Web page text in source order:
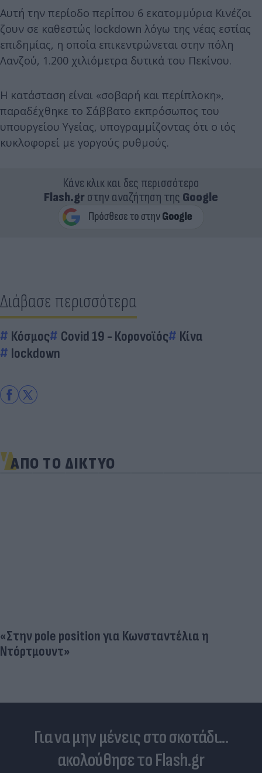
Αυτή την περίοδο περίπου 6 εκατομμύρια Κινέζοι
ζουν σε καθεστώς lockdown λόγω της νέας εστίας
επιδημίας, η οποία επικεντρώνεται στην πόλη
Λανζού, 1.200 χιλιόμετρα δυτικά του Πεκίνου.
Η κατάσταση είναι «σοβαρή και περίπλοκη»,
παραδέχθηκε το Σάββατο εκπρόσωπος του
υπουργείου Υγείας, υπογραμμίζοντας ότι ο ιός
κυκλοφορεί με γοργούς ρυθμούς.
Κάνε κλικ και δες περισσότερο
Flash.grστην αναζήτηση της Google
Διάβασε περισσότερα
Κόσμος Covid 19 - Κορονοϊός
Κίνα
lockdown
ΑΠΟ ΤΟ ΔΙΚΤΥΟ
Για να μην μένεις στο σκοτάδι...
ακολούθησε το Flash.gr